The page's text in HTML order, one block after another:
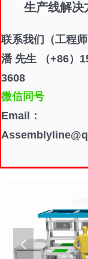
生产线解决
联系我们
（工程
潘 先生 （+86）
3608
微信同号
Email：
넳